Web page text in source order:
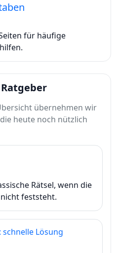
für häufige
übernehmen wir
heute noch nützlich
Rätsel, wenn die
feststeht.
Lösung